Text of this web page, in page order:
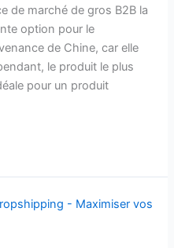
de marché de gros B2B la
option pour le
de Chine, car elle
le produit le plus
pour un produit